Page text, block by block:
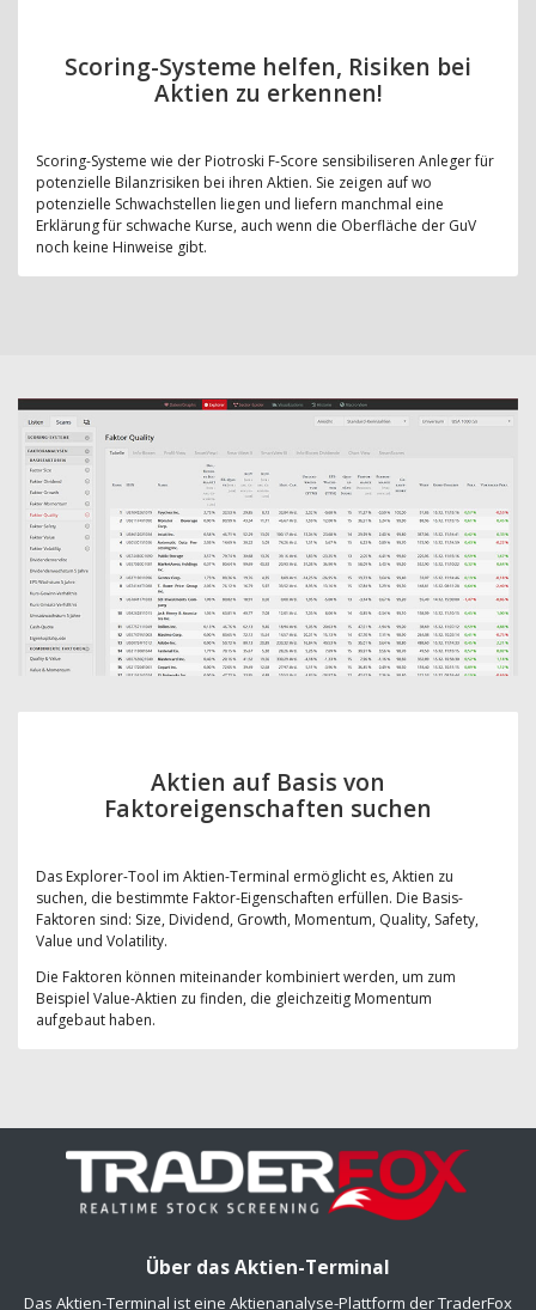
Scoring-Systeme helfen, Risiken bei
Aktien zu erkennen!
Scoring-Systeme wie der Piotroski F-Score sensibiliseren Anleger für
potenzielle Bilanzrisiken bei ihren Aktien. Sie zeigen auf wo
potenzielle Schwachstellen liegen und liefern manchmal eine
Erklärung für schwache Kurse, auch wenn die Oberfläche der GuV
noch keine Hinweise gibt.
Aktien auf Basis von
Faktoreigenschaften suchen
Das Explorer-Tool im Aktien-Terminal ermöglicht es, Aktien zu
suchen, die bestimmte Faktor-Eigenschaften erfüllen. Die Basis-
Faktoren sind: Size, Dividend, Growth, Momentum, Quality, Safety,
Value und Volatility.
Die Faktoren können miteinander kombiniert werden, um zum
Beispiel Value-Aktien zu finden, die gleichzeitig Momentum
aufgebaut haben.
Über das Aktien-Terminal
Das Aktien-Terminal ist eine Aktienanalyse-Plattform der TraderFox